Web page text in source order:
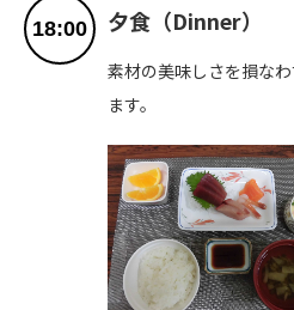
18:00 夕食（Dinner）
素材の美味しさを損な
ます。